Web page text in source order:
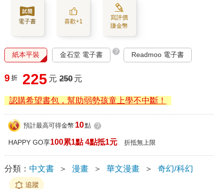
電子書 喜歡+1
寫評價
賺金幣
紙本平裝 金石堂 電子書 ? Readmoo 電子書
9 折 225 元 250 元
認購希望書包，幫助弱勢孩童上學不中斷！
預計最高可得金幣 10點 ?
HAPPY GO享100累1點 4點抵1元 折抵無上限
分類： 中文書 ＞ 漫畫 ＞ 華文漫畫 ＞ 奇幻/科幻
追蹤